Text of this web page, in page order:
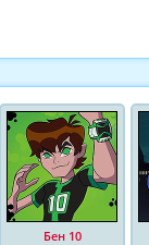
Бен 10